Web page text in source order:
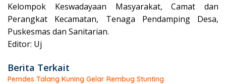
Kelompok Keswadayaan Masyarakat, Camat dan
Perangkat Kecamatan, Tenaga Pendamping Desa,
Puskesmas dan Sanitarian.
Editor: Uj
Berita Terkait
Pemdes Talang Kuning Gelar Rembug Stunting